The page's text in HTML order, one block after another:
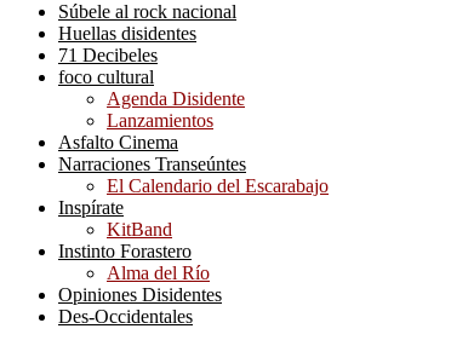
Súbele al rock nacional
Huellas disidentes
71 Decibeles
foco cultural
Agenda Disidente
Lanzamientos
Asfalto Cinema
Narraciones Transeúntes
El Calendario del Escarabajo
Inspírate
KitBand
Instinto Forastero
Alma del Río
Opiniones Disidentes
Des-Occidentales